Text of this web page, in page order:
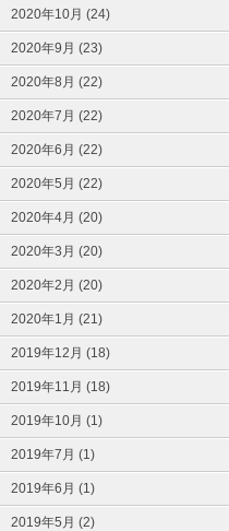
2020年10月 (24)
2020年9月 (23)
2020年8月 (22)
2020年7月 (22)
2020年6月 (22)
2020年5月 (22)
2020年4月 (20)
2020年3月 (20)
2020年2月 (20)
2020年1月 (21)
2019年12月 (18)
2019年11月 (18)
2019年10月 (1)
2019年7月 (1)
2019年6月 (1)
2019年5月 (2)